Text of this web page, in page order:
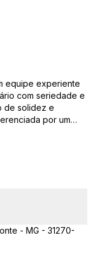
equipe experiente
com seriedade e
de solidez e
por um
sempre as
ainda
nossos
fechados,
Fazemos a
Federal e
- MG - 31270-